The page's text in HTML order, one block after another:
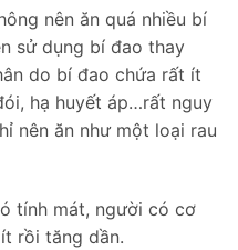
nên ăn quá nhiều bí
sử dụng bí đao thay
do bí đao chứa rất ít
hạ huyết áp…rất nguy
nên ăn như một loại rau
tính mát, người có cơ
rồi tăng dần.